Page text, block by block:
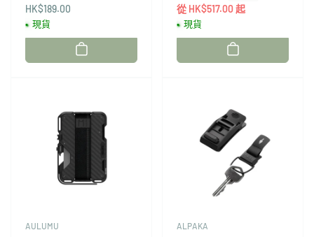
廠
HK$189.00
現貨
廠
數
價
從 HK$517.00 起
現貨
AULUMU ALPAKA